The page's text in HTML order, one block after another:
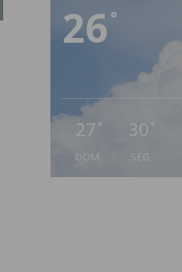
26°
27 °
DOM
30 °
SEG